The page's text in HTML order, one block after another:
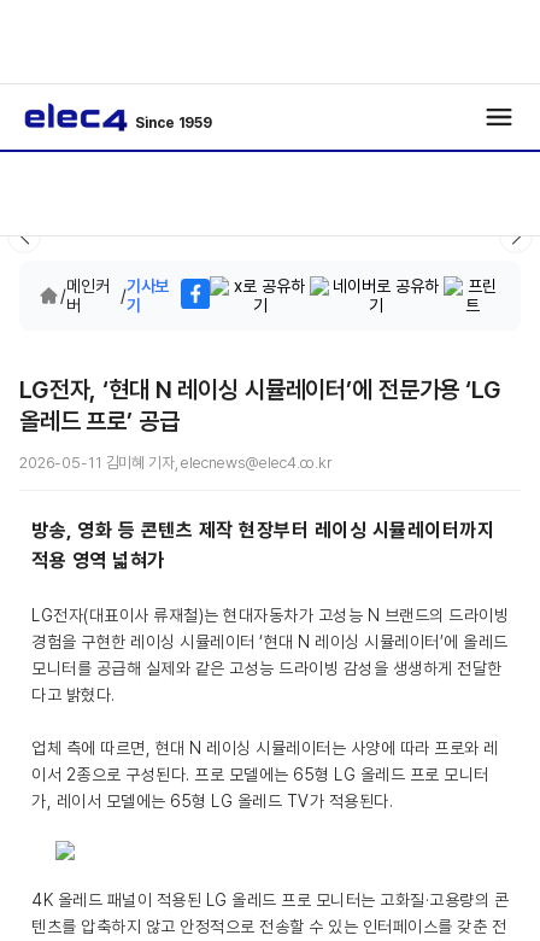
Since 1959
/메인커
버
/기사보
기
LG전자, ‘현대 N 레이싱 시뮬레이터’에 전문가용 ‘LG
올레드 프로’ 공급
2026-05-11 김미혜 기자, elecnews@elec4.co.kr
방송, 영화 등 콘텐츠 제작 현장부터 레이싱 시뮬레이터까지
적용 영역 넓혀가
LG전자(대표이사 류재철)는 현대자동차가 고성능 N 브랜드의 드라이빙
경험을 구현한 레이싱 시뮬레이터 ‘현대 N 레이싱 시뮬레이터’에 올레드
모니터를 공급해 실제와 같은 고성능 드라이빙 감성을 생생하게 전달한
다고 밝혔다.
업체 측에 따르면, 현대 N 레이싱 시뮬레이터는 사양에 따라 프로와 레
이서 2종으로 구성된다. 프로 모델에는 65형 LG 올레드 프로 모니터
가, 레이서 모델에는 65형 LG 올레드 TV가 적용된다.
4K 올레드 패널이 적용된 LG 올레드 프로 모니터는 고화질·고용량의 콘
텐츠를 압축하지 않고 안정적으로 전송할 수 있는 인터페이스를 갖춘 전